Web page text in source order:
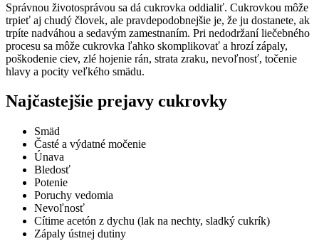
Správnou životosprávou sa dá cukrovka oddialiť. Cukrovkou môže
trpieť aj chudý človek, ale pravdepodobnejšie je, že ju dostanete, ak
trpíte nadváhou a sedavým zamestnaním. Pri nedodržaní liečebného
procesu sa môže cukrovka ľahko skomplikovať a hrozí zápaly,
poškodenie ciev, zlé hojenie rán, strata zraku, nevoľnosť, točenie
hlavy a pocity veľkého smädu.
Najčastejšie prejavy cukrovky
Smäd
Časté a výdatné močenie
Únava
Bledosť
Potenie
Poruchy vedomia
Nevoľnosť
Cítime acetón z dychu (lak na nechty, sladký cukrík)
Zápaly ústnej dutiny